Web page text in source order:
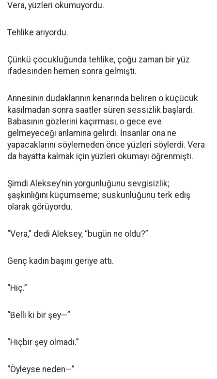
Vera, yüzleri okumuyordu.
Tehlike arıyordu.
Çünkü çocukluğunda tehlike, çoğu zaman bir yüz
ifadesinden hemen sonra gelmişti.
Annesinin dudaklarının kenarında beliren o küçücük
kasılmadan sonra saatler süren sessizlik başlardı.
Babasının gözlerini kaçırması, o gece eve
gelmeyeceği anlamına gelirdi. İnsanlar ona ne
yapacaklarını söylemeden önce yüzleri söylerdi. Vera
da hayatta kalmak için yüzleri okumayı öğrenmişti.
Şimdi Aleksey’nin yorgunluğunu sevgisizlik;
şaşkınlığını küçümseme; suskunluğunu terk ediş
olarak görüyordu.
“Vera,” dedi Aleksey, “bugün ne oldu?”
Genç kadın başını geriye attı.
“Hiç.”
“Belli ki bir şey—”
“Hiçbir şey olmadı.”
“Öyleyse neden—”